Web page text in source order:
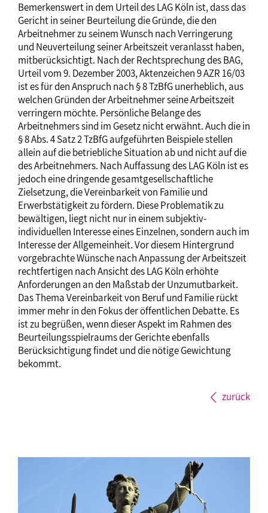
Bemerkenswert in dem Urteil des LAG Köln ist, dass das
Gericht in seiner Beurteilung die Gründe, die den
Arbeitnehmer zu seinem Wunsch nach Verringerung
und Neuverteilung seiner Arbeitszeit veranlasst haben,
mitberücksichtigt. Nach der Rechtsprechung des BAG,
Urteil vom 9. Dezember 2003, Aktenzeichen 9 AZR 16/03
ist es für den Anspruch nach § 8 TzBfG unerheblich, aus
welchen Gründen der Arbeitnehmer seine Arbeitszeit
verringern möchte. Persönliche Belange des
Arbeitnehmers sind im Gesetz nicht erwähnt. Auch die in
§ 8 Abs. 4 Satz 2 TzBfG aufgeführten Beispiele stellen
allein auf die betriebliche Situation ab und nicht auf die
des Arbeitnehmers. Nach Auffassung des LAG Köln ist es
jedoch eine dringende gesamtgesellschaftliche
Zielsetzung, die Vereinbarkeit von Familie und
Erwerbstätigkeit zu fördern. Diese Problematik zu
bewältigen, liegt nicht nur in einem subjektiv-
individuellen Interesse eines Einzelnen, sondern auch im
Interesse der Allgemeinheit. Vor diesem Hintergrund
vorgebrachte Wünsche nach Anpassung der Arbeitszeit
rechtfertigen nach Ansicht des LAG Köln erhöhte
Anforderungen an den Maßstab der Unzumutbarkeit.
Das Thema Vereinbarkeit von Beruf und Familie rückt
immer mehr in den Fokus der öffentlichen Debatte. Es
ist zu begrüßen, wenn dieser Aspekt im Rahmen des
Beurteilungsspielraums der Gerichte ebenfalls
Berücksichtigung findet und die nötige Gewichtung
bekommt.
zurück